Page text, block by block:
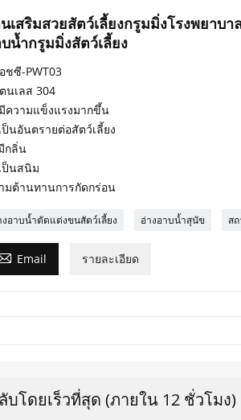
เสริมสวยสัตว์เลี้ยงกรูมมิ่งโรงพยาบ
น้ำกรูมมิ่งสัตว์เลี้ยง
อชซี-PWT03
นเลส 304
ความแข็งแรงมากขึ้น
ป็นอันตรายต่อสัตว์เลี้ยง
กลิ่น
ป็นสนิม
มต้านทานการกัดกร่อน
งอาบน้ำตัดแต่งขนสัตว์เลี้ยง อ่างอาบน้ำสุนัข ส
Email รายละเอียด
โดยเร็วที่สุด (ภายใน 12 ชั่วโมง)